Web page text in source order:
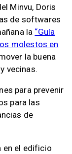
Minvu, Doris
de softwares
la “Guía
molestos en
la buena
vecinas.
para prevenir
para las
de
en el edificio